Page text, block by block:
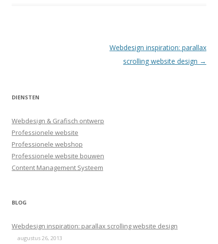
Webdesign inspiration: parallax
scrolling website design →
DIENSTEN
Webdesign & Grafisch ontwerp
Professionele website
Professionele webshop
Professionele website bouwen
Content Management Systeem
BLOG
Webdesign inspiration: parallax scrolling website design
augustus 26, 2013